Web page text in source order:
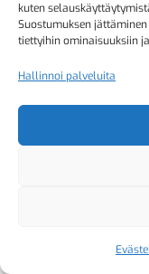
kuten
Suostumuksen
tiettyihin ominaisuuksiin
Hallinnoi palveluita